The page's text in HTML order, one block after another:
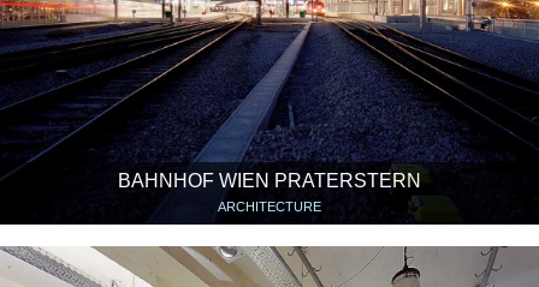
BAHNHOF WIEN PRATERSTERN
ARCHITECTURE